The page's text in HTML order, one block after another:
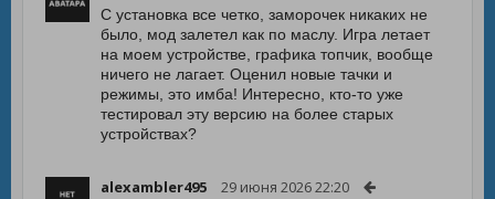
С установка все четко, заморочек никаких не
было, мод залетел как по маслу. Игра летает
на моем устройстве, графика топчик, вообще
ничего не лагает. Оценил новые тачки и
режимы, это имба! Интересно, кто-то уже
тестировал эту версию на более старых
устройствах?
alexambler495 29 июня 2026 22:20